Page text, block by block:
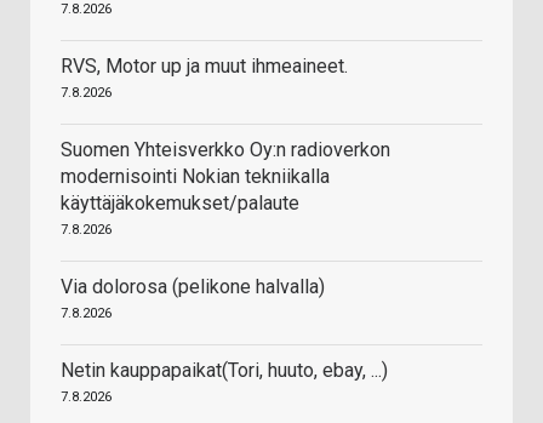
7.8.2026
RVS, Motor up ja muut ihmeaineet.
7.8.2026
Suomen Yhteisverkko Oy:n radioverkon
modernisointi Nokian tekniikalla
käyttäjäkokemukset/palaute
7.8.2026
Via dolorosa (pelikone halvalla)
7.8.2026
Netin kauppapaikat(Tori, huuto, ebay, ...)
7.8.2026